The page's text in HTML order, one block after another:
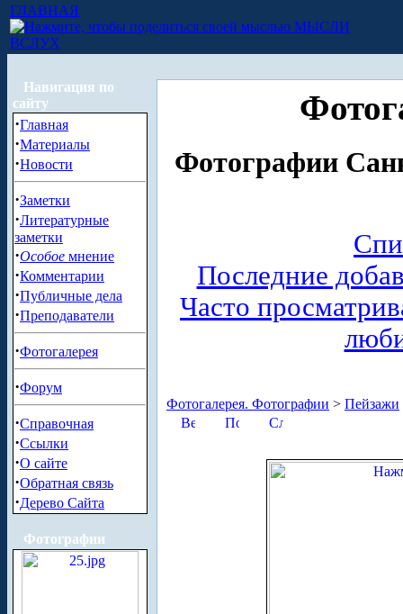
ГЛАВНАЯ
МЫСЛИ
ВСЛУХ
Навигация по
сайту
·Главная
·Материалы
·Новости
·Заметки
·Литературные
заметки
·Особое мнение
·Комментарии
·Публичные дела
·Преподаватели
·Фотогалерея
·Форум
·Справочная
·Ссылки
·О сайте
·Обратная связь
·Дерево Сайта
Фотографии
Фотографии
Последние
Часто
Фотогалерея. Фотографии > Пейзажи